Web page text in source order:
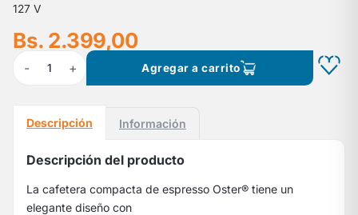
127 V
Bs. 2.399,00
- 1 + Agregar a carrito
Descripción Información
Descripción del producto
La cafetera compacta de espresso Oster® tiene un
elegante diseño con